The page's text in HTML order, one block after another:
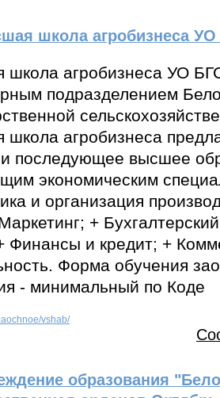
школа агробизнеса
школа агробизнеса УО
подразделением
агробизнеса
и последующее высшее
экономическим
и организация
+
Финансы и кредит; +
Форма обучения
- минимальный по Коде
vshab/
образования